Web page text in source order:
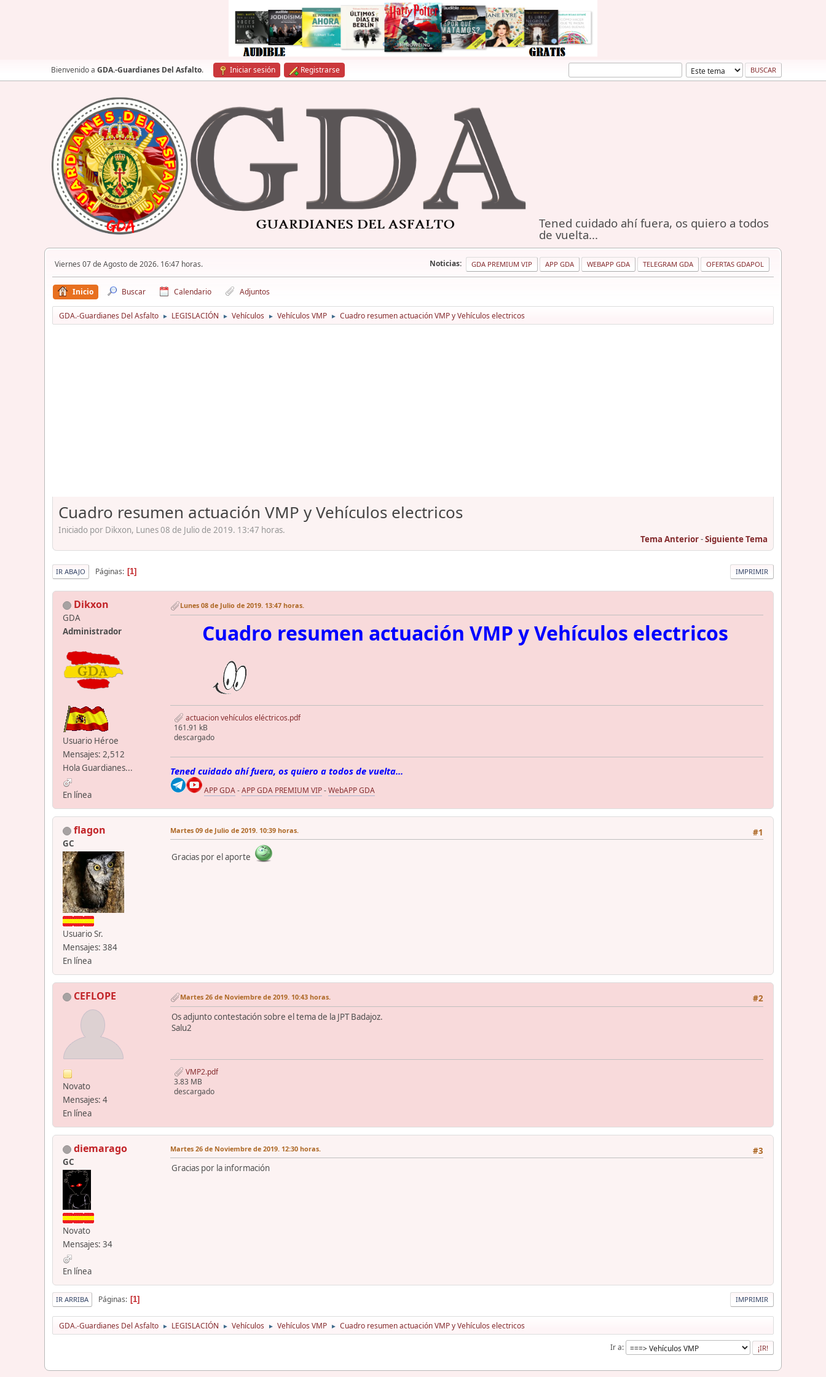
Bienvenido a GDA.-Guardianes Del Asfalto. Iniciar sesión Registrarse
Tened cuidado ahí fuera, os quiero a todos
de vuelta...
Viernes 07 de Agosto de 2026. 16:47 horas. Noticias: GDA PREMIUM VIP APP GDA WEBAPP GDA TELEGRAM GDA OFERTAS GDAPOL
Inicio Buscar Calendario Adjuntos
GDA.-Guardianes Del Asfalto ► LEGISLACIÓN ► Vehículos ► Vehículos VMP ► Cuadro resumen actuación VMP y Vehículos electricos
Cuadro resumen actuación VMP y Vehículos electricos
Iniciado por Dikxon, Lunes 08 de Julio de 2019. 13:47 horas.
Tema Anterior-Siguiente Tema
IMPRIMIR
IR ABAJO Páginas 1
Dikxon
GDA
Administrador
Usuario Héroe
Mensajes: 2,512
Hola Guardianes...
En línea
Lunes 08 de Julio de 2019. 13:47 horas.
Cuadro resumen actuación VMP y Vehículos electricos
actuacion vehículos eléctricos.pdf
161.91 kB
descargado
Tened cuidado ahí fuera, os quiero a todos de vuelta...
APP GDA-APP GDA PREMIUM VIP-WebAPP GDA
flagon
GC
Usuario Sr.
Mensajes: 384
En línea
#1
Martes 09 de Julio de 2019. 10:39 horas.
Gracias por el aporte
CEFLOPE
Novato
Mensajes: 4
En línea
#2
Martes 26 de Noviembre de 2019. 10:43 horas.
Os adjunto contestación sobre el tema de la JPT Badajoz.
Salu2
VMP2.pdf
3.83 MB
descargado
diemarago
GC
Novato
Mensajes: 34
En línea
#3
Martes 26 de Noviembre de 2019. 12:30 horas.
Gracias por la información
IMPRIMIR
IR ARRIBA Páginas 1
GDA.-Guardianes Del Asfalto ► LEGISLACIÓN ► Vehículos ► Vehículos VMP ► Cuadro resumen actuación VMP y Vehículos electricos
Ir a